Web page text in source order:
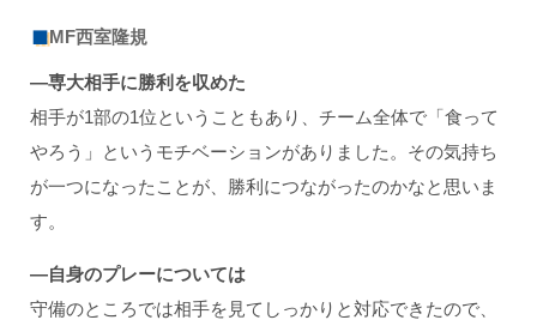
MF西室隆規
―専大相手に勝利を収めた
相手が1部の1位ということもあり、チーム全体で「食って
やろう」というモチベーションがありました。その気持ち
が一つになったことが、勝利につながったのかなと思いま
す。
―自身のプレーについては
守備のところでは相手を見てしっかりと対応できたので、